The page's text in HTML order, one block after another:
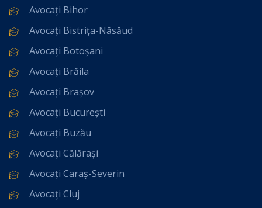
Avocați Bihor
Avocați Bistrița-Năsăud
Avocați Botoșani
Avocați Brăila
Avocați Brașov
Avocați București
Avocați Buzău
Avocați Călărași
Avocați Caraș-Severin
Avocați Cluj